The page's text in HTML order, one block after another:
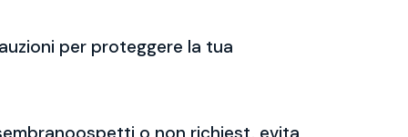
per proteggere la tua